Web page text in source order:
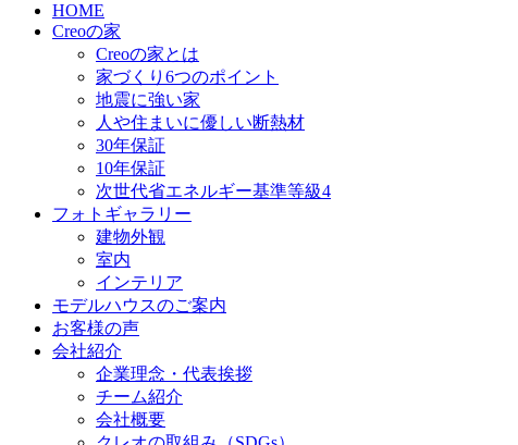
HOME
Creoの家
Creoの家とは
家づくり6つのポイント
地震に強い家
人や住まいに優しい断熱材
30年保証
10年保証
次世代省エネルギー基準等級4
フォトギャラリー
建物外観
室内
インテリア
モデルハウスのご案内
お客様の声
会社紹介
企業理念・代表挨拶
チーム紹介
会社概要